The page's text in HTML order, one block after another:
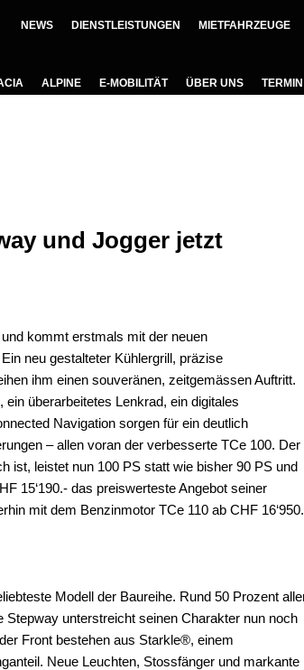
NEWS DIENSTLEISTUNGEN MIETFAHRZEUGE
ALPINE E-MOBILITÄT ÜBER UNS
und Jogger jetzt
kommt erstmals mit der neuen
neu gestalteter Kühlergrill, präzise
ihm einen souveränen, zeitgemässen Auftritt.
überarbeitetes Lenkrad, ein digitales
Navigation sorgen für ein deutlich
– allen voran der verbesserte TCe 100. Der
ist, leistet nun 100 PS statt wie bisher 90 PS und
15‘190.- das preiswerteste Angebot seiner
mit dem Benzinmotor TCe 110 ab CHF
Modell der Baureihe. Rund 50 Prozent
Stepway unterstreicht seinen Charakter nun noch
Front bestehen aus Starkle®, einem
Neue Leuchten, Stossfänger und markante